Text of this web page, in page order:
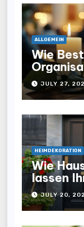
ALLGEMEIN
Wie
helfen
JULY 27,
HEIMDEKORATION
Wie
lassen
optisch
aufwertet
JULY 20,